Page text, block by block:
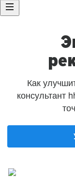
Как
консультант